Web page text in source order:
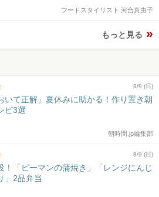
フードスタイリスト 河合真由子
もっと見る
8/9 (日)
いて正解」夏休みに助かる！作り置き朝
ピ3選
朝時間.jp編集部
8/9 (日)
！「ピーマンの蒲焼き」「レンジにんじ
」2品弁当